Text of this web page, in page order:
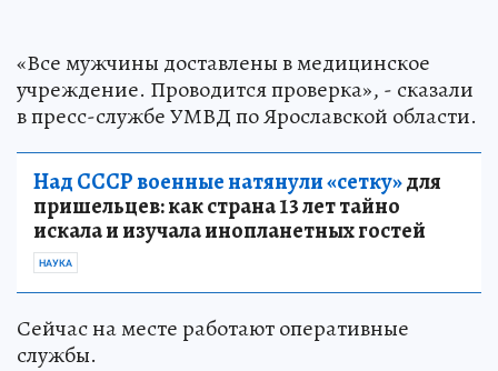
«Все мужчины доставлены в медицинское
учреждение. Проводится проверка», - сказали
в пресс-службе УМВД по Ярославской области.
Над СССР военные натянули «сетку»для
пришельцев: как страна 13 лет тайно
искала и изучала инопланетных гостей
НАУКА
Сейчас на месте работают оперативные
службы.